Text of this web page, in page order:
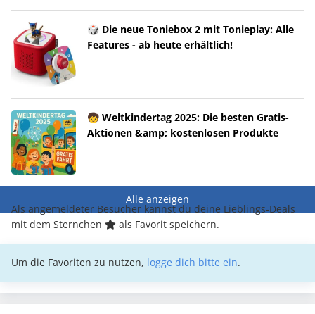
🎲 Die neue Toniebox 2 mit Tonieplay: Alle
Features - ab heute erhältlich!
🧒 Weltkindertag 2025: Die besten Gratis-
Aktionen &amp; kostenlosen Produkte
Alle anzeigen
Als angemeldeter Besucher kannst du deine Lieblings-Deals
mit dem Sternchen
als Favorit speichern.
Um die Favoriten zu nutzen, logge dich bitte ein.